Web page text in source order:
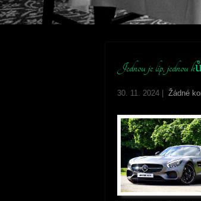
Jednou je líp, jednou
30. 11. 2024 Žádné